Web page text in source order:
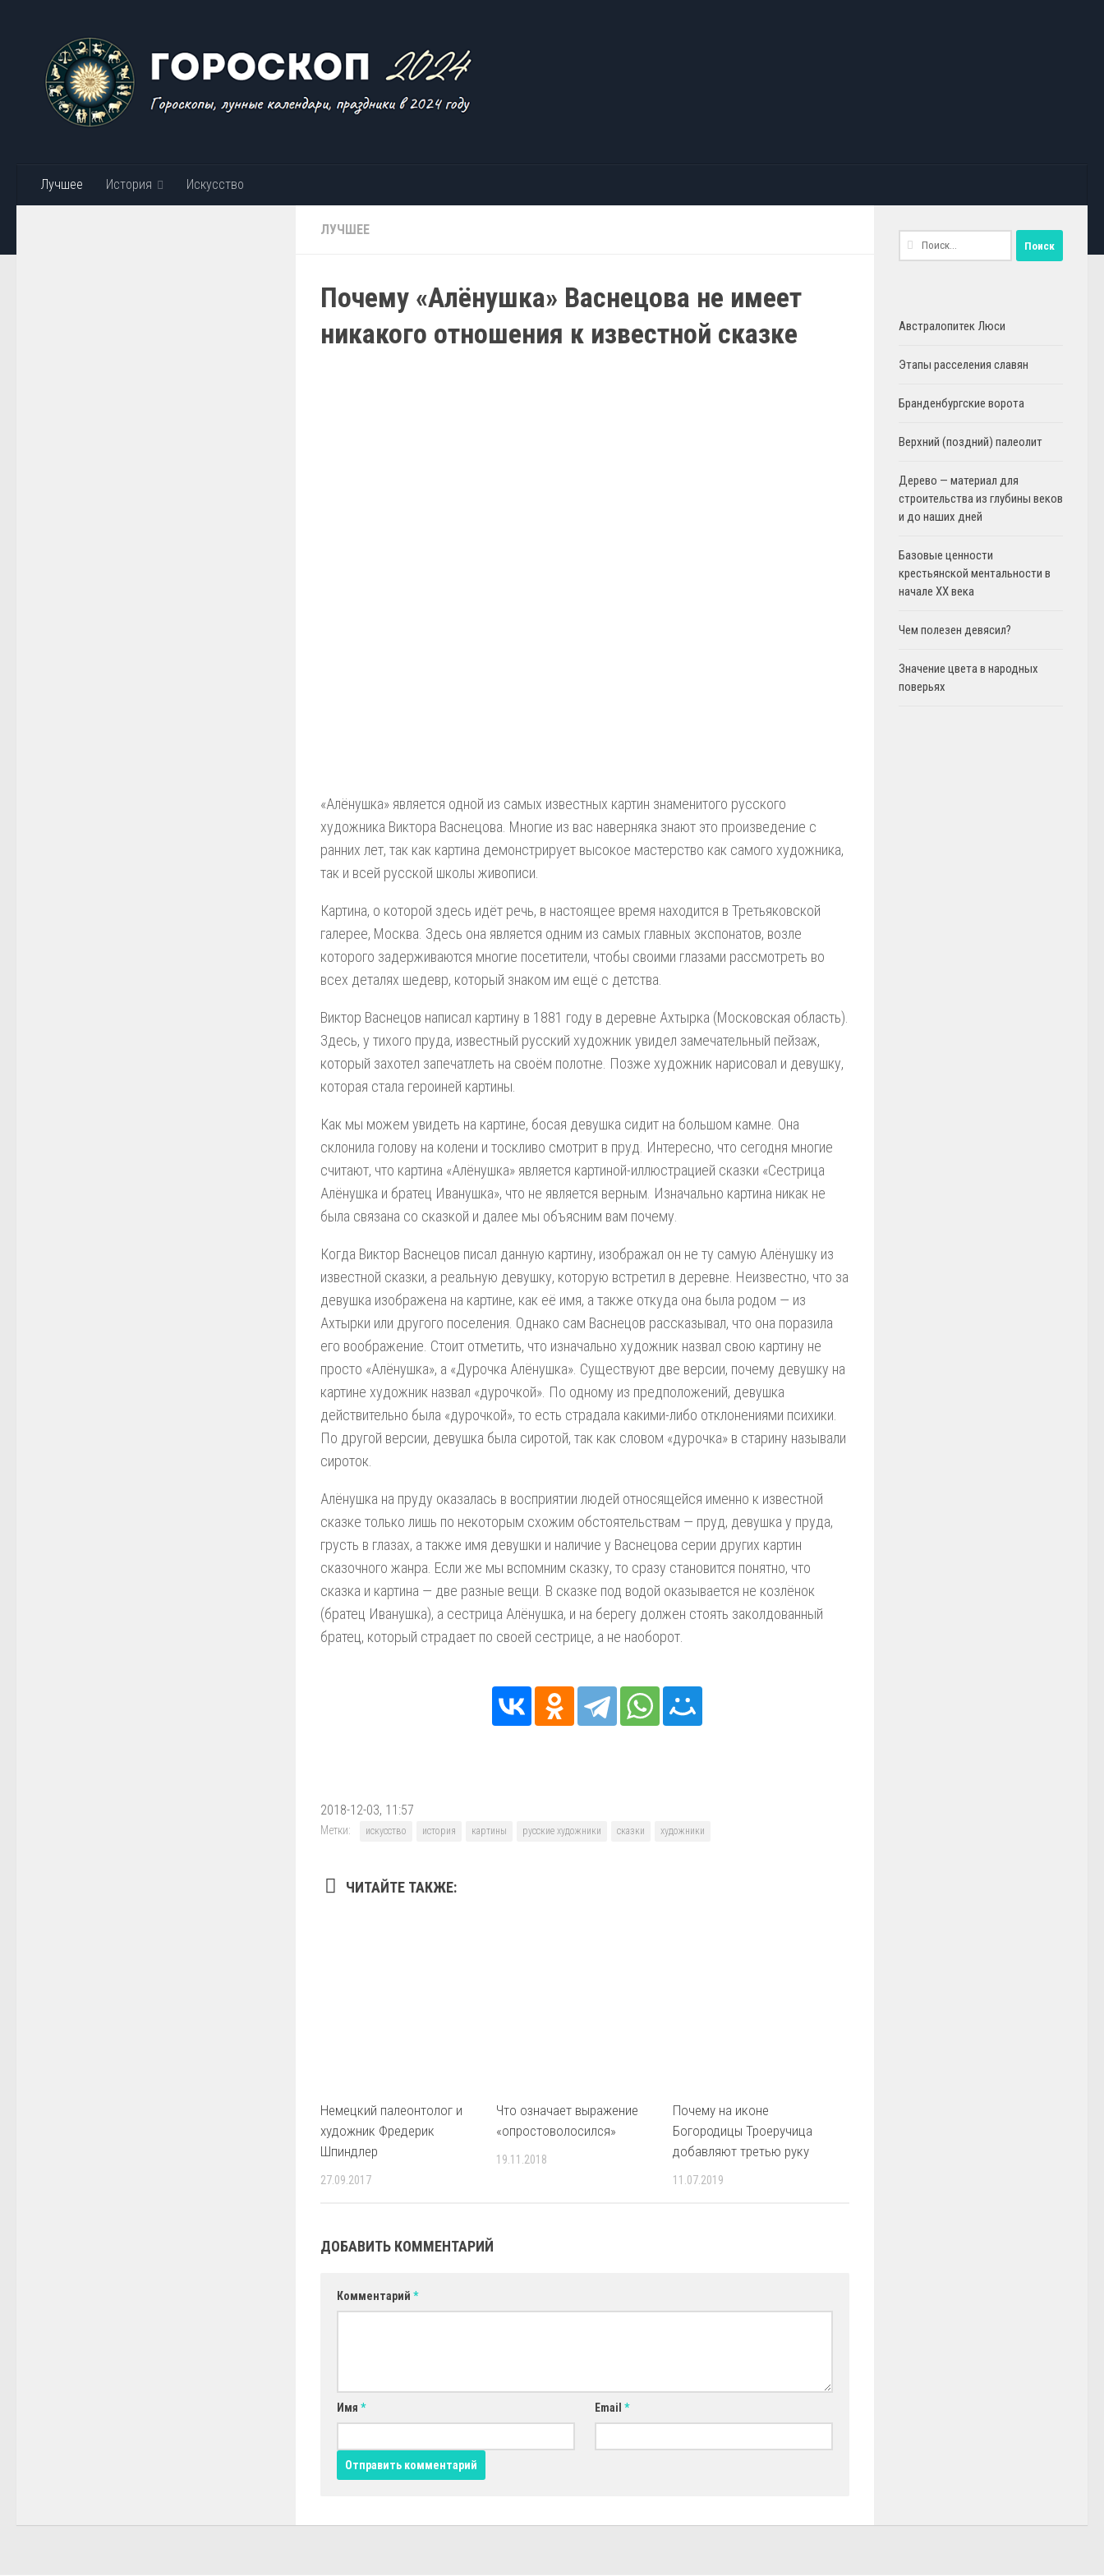
Лучшее История Искусство
ЛУЧШЕЕ
Почему «Алёнушка» Васнецова не имеет
никакого отношения к известной сказке
«Алёнушка» является одной из самых известных картин знаменитого русского
художника Виктора Васнецова. Многие из вас наверняка знают это произведение с
ранних лет, так как картина демонстрирует высокое мастерство как самого художника,
так и всей русской школы живописи.
Картина, о которой здесь идёт речь, в настоящее время находится в Третьяковской
галерее, Москва. Здесь она является одним из самых главных экспонатов, возле
которого задерживаются многие посетители, чтобы своими глазами рассмотреть во
всех деталях шедевр, который знаком им ещё с детства.
Виктор Васнецов написал картину в 1881 году в деревне Ахтырка (Московская область).
Здесь, у тихого пруда, известный русский художник увидел замечательный пейзаж,
который захотел запечатлеть на своём полотне. Позже художник нарисовал и девушку,
которая стала героиней картины.
Как мы можем увидеть на картине, босая девушка сидит на большом камне. Она
склонила голову на колени и тоскливо смотрит в пруд. Интересно, что сегодня многие
считают, что картина «Алёнушка» является картиной-иллюстрацией сказки «Сестрица
Алёнушка и братец Иванушка», что не является верным. Изначально картина никак не
была связана со сказкой и далее мы объясним вам почему.
Когда Виктор Васнецов писал данную картину, изображал он не ту самую Алёнушку из
известной сказки, а реальную девушку, которую встретил в деревне. Неизвестно, что за
девушка изображена на картине, как её имя, а также откуда она была родом — из
Ахтырки или другого поселения. Однако сам Васнецов рассказывал, что она поразила
его воображение. Стоит отметить, что изначально художник назвал свою картину не
просто «Алёнушка», а «Дурочка Алёнушка». Существуют две версии, почему девушку на
картине художник назвал «дурочкой». По одному из предположений, девушка
действительно была «дурочкой», то есть страдала какими-либо отклонениями психики.
По другой версии, девушка была сиротой, так как словом «дурочка» в старину называли
сироток.
Алёнушка на пруду оказалась в восприятии людей относящейся именно к известной
сказке только лишь по некоторым схожим обстоятельствам — пруд, девушка у пруда,
грусть в глазах, а также имя девушки и наличие у Васнецова серии других картин
сказочного жанра. Если же мы вспомним сказку, то сразу становится понятно, что
сказка и картина — две разные вещи. В сказке под водой оказывается не козлёнок
(братец Иванушка), а сестрица Алёнушка, и на берегу должен стоять заколдованный
братец, который страдает по своей сестрице, а не наоборот.
2018-12-03, 11:57
Метки: искусство история картины русские художники сказки художники
ЧИТАЙТЕ ТАКЖЕ:
Немецкий палеонтолог и
художник Фредерик
Шпиндлер
27.09.2017
Что означает выражение
«опростоволосился»
19.11.2018
Почему на иконе
Богородицы Троеручица
добавляют третью руку
11.07.2019
ДОБАВИТЬ КОММЕНТАРИЙ
Комментарий *
Имя * Email*
Найти:
Австралопитек Люси
Этапы расселения славян
Бранденбургские ворота
Верхний (поздний) палеолит
Дерево — материал для
строительства из глубины веков
и до наших дней
Базовые ценности
крестьянской ментальности в
начале XX века
Чем полезен девясил?
Значение цвета в народных
поверьях